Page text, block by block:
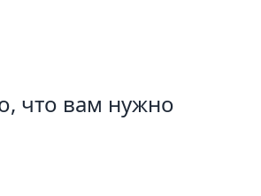
что вам нужно